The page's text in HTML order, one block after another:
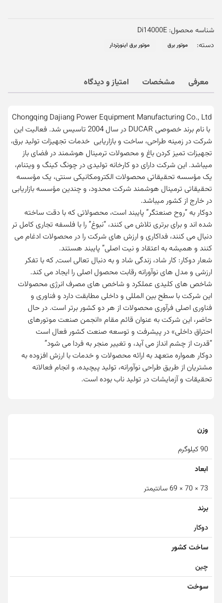
شناسه محصول: Di14000E
دسته:
موتور برق موتور برق اینورتردار
معرفی مشخصات امتیاز و دیدگاه
با نام برند خصوصی DUCAR در سال 2004 تاسیس شد. فعالیت این
شرکت در زمینه طراحی، ساخت و بازاریابی خدمات تجهیزات تولید برق،
تجهیزات تمیز کردن باغ و محصولات ترمینال هوشمند در فضای باز
میباشد. این شرکت دارای دو کارخانه تولیدی در چونگ کینگ و ویتنام،
یک مؤسسه تحقیقاتی محصولات الکترومکانیکی سنتی، یک مؤسسه
تحقیقاتی ترمینال هوشمند شرکت محدود، و چندین مؤسسه بازاریابی
در خارج از کشور میباشد.
دوکار به “روح صنعتگر” پایبند است، محصولاتی که با دقت ساخته
شده اند و برای برتری تلاش می کنند، “نبوغ” را با فلسفه تجاری کامل تر
دنبال می کنند، فداکاری و ارزش های شرکت را در محصولات ادغام می
کنند و همیشه به اعتقاد و نیت اصلی” پایبند هستند.
شعار دوکار: کار شاد، زندگی شاد و به دنبال تعالی است, که با تفکر
ارزشی و مدل های نوآورانه رقابت محصول اصلی را ایجاد می کند.
شاخص های کلیدی عملکرد و شاخص های مصرف انرژی محصولات
این شرکت با سطح بین المللی و داخلی مطابقت دارد و فناوری و
فناوری اصلی فرآوری محصولات از هر دو کشور برتر است. در حال
حاضر، این شرکت به عنوان قائم مقام «انجمن صنعت موتورهای
احتراق داخلی» در پیشرفت و توسعه صنعت کشور فعال است
“قدرت از چشم انداز می آید، و تغییر منجر به فردا می شود”
دوکار همواره متعهد به ارائه محصولات و خدمات با ارزش افزوده به
مشتریان از طریق طراحی نوآورانه، تولید پیچیده، و انجام فعالانه
تحقیقات و آزمایشات در تولید ناب بوده است.
وزن
90 کیلوگرم
ابعاد
73 × 70 × 69 سانتیمتر
برند
دوکار
ساخت کشور
چین
سوخت